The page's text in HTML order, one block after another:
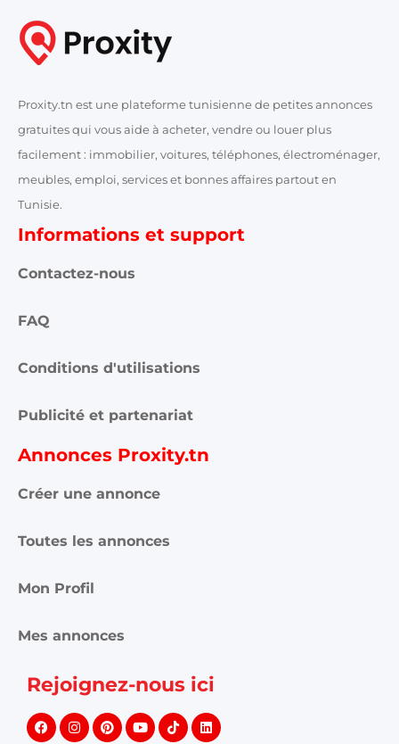
Proxity.tn est une plateforme tunisienne de petites annonces
gratuites qui vous aide à acheter, vendre ou louer plus
facilement : immobilier, voitures, téléphones, électroménager,
meubles, emploi, services et bonnes affaires partout en
Tunisie.
Informations et support
Contactez-nous
FAQ
Conditions d'utilisations
Publicité et partenariat
Annonces Proxity.tn
Créer une annonce
Toutes les annonces
Mon Profil
Mes annonces
Rejoignez-nous ici